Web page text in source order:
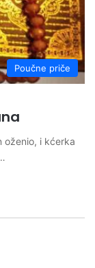
Poučne priče
oženio, i kćerka